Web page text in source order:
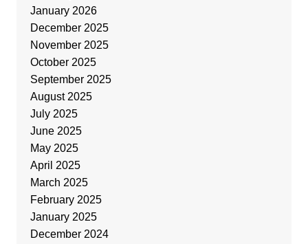
January 2026
December 2025
November 2025
October 2025
September 2025
August 2025
July 2025
June 2025
May 2025
April 2025
March 2025
February 2025
January 2025
December 2024